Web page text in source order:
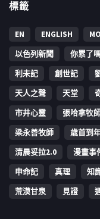
標籤
EN ENGLISH
以色列新聞
你累了
利未記
創世記
天人之聲
天堂
市井心靈
張哈拿牧
梁永善牧師
歳首到
清晨妥拉2.0
漫畫事
申命記
真理 知
荒漠甘泉
見證